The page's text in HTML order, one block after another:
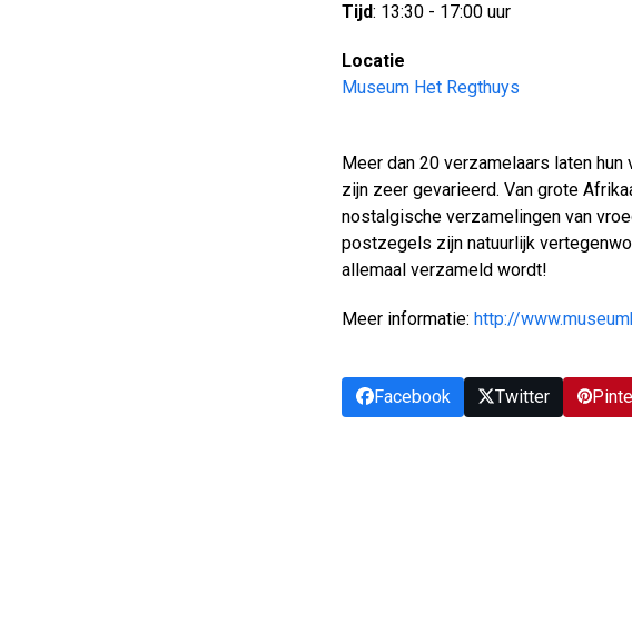
Tijd: 13:30 - 17:00 uur
Locatie
Museum Het Regthuys
Meer dan 20 verzamelaars laten
zijn zeer gevarieerd. Van grote
nostalgische verzamelingen van
postzegels zijn natuurlijk
allemaal verzameld wordt!
Meer informatie:http://
Facebook Twitter